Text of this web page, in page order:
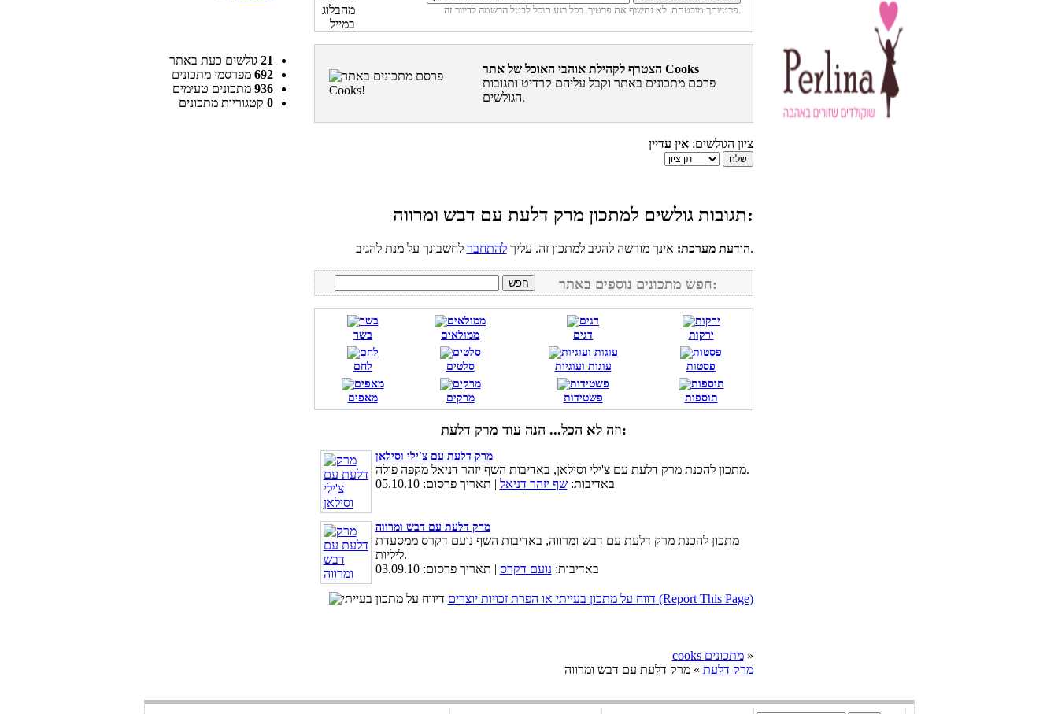
21 גולשים כעת באתר
692 מפרסמי מתכונים
936 מתכונים טעימים
0 קטגוריות מתכונים
פרטיותך מובטחת. לא נחשוף את פרטיך. בכל רגע תוכל לבטל הרשמה לדיוור זה.
הצטרף לקהילת אוהבי האוכל של אתר Cooks
פרסם מתכונים באתר וקבל עליהם קרדיט ותגובות
הגולשים.
ציון הגולשים:אין עדיין
תגובות גולשים למתכון מרק דלעת עם דבש ומרווה:
הודעת מערכת: אינך מורשה להגיב למתכון זה. עליךלהתחבר לחשבונך על מנת להגיב.
חפש מתכונים נוספים באתר:
בשר ממולאים דגים ירקות
לחם סלטים עוגות ועוגיות פסטות
מאפים מרקים פשטידות תוספות
וזה לא הכל... הנה עוד מרק דלעת:
מרק דלעת עם צ'ילי וסילאן
מתכון להכנת מרק דלעת עם צ'ילי וסילאן, באדיבות השף יזהר דניאל מקפה פולה.
באדיבות:שף יזהר דניאל | תאריך פרסום: 05.10.10
מרק דלעת עם דבש ומרווה
מתכון להכנת מרק דלעת עם דבש ומרווה, באדיבות השף נועם דקרס ממסעדת
ליליות.
באדיבות:נועם דקרס | תאריך פרסום: 03.09.10
דווח על מתכון בעייתי או הפרת זכויות יוצרים (Report This Page)
cooks מתכונים»
מרק דלעת » מרק דלעת עם דבש ומרווה